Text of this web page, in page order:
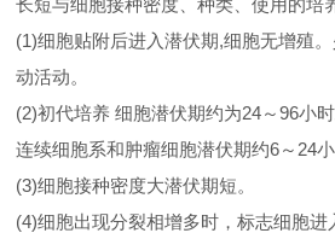
长短与细胞接种密度、种类、使用的培
(1)细胞贴附后进入潜伏期,细胞无增殖
动活动。
(2)初代培养 细胞潜伏期约为24～96小时
连续细胞系和肿瘤细胞潜伏期约6～24小
(3)细胞接种密度大潜伏期短。
(4)细胞出现分裂相增多时，标志细胞进